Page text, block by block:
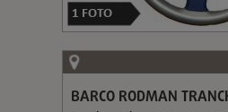
1 FOTO
BARCO RODMAN